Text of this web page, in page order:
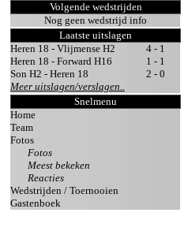
Volgende wedstrijden
Nog geen wedstrijd info
Laatste uitslagen
Heren 18 - Vlijmense H2
4 - 1
Heren 18 - Forward H16
1 - 1
Son H2 - Heren 18
2 - 0
Meer uitslagen/verslagen..
Snelmenu
Home
Team
Fotos
Fotos
Meest bekeken
Reacties
Wedstrijden / Toernooien
Gastenboek